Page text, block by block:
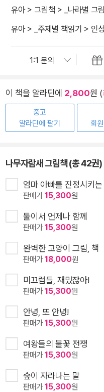
유아> 그림책 > _나라별 그
유아> _주제별 책읽기 > 인
이 책을 알라딘에 2,800원 (
중고
알라딘에 팔기
회
나무자람새 그림책 (총 42권)
엄마 아빠를 진정시키
판매가15,300원
둘이서 언제나 함께
판매가15,300원
완벽한 고양이 그림, 책
판매가18,000원
미끄럼틀, 재밌잖아!
판매가15,300원
안녕, 또 안녕!
판매가15,300원
여왕들의 불꽃 전쟁
판매가15,300원
숲이 자라나는 말
판매가15,300원